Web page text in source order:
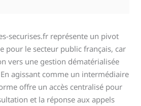
securises.fr représente un pivot
pour le secteur public français, car
vers une gestion dématérialisée
agissant comme un intermédiaire
offre un accès centralisé pour
et la réponse aux appels